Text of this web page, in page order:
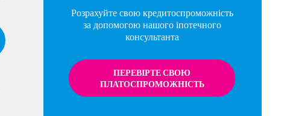
Розрахуйте свою кредитоспроможність
за допомогою нашого іпотечного
консультанта
ПЕРЕВІРТЕ СВОЮ
ПЛАТОСПРОМОЖНІСТЬ